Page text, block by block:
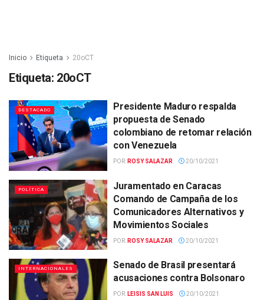
Inicio Etiqueta 20oCT
Etiqueta: 20oCT
DESTACADO
Presidente Maduro respalda
propuesta de Senado
colombiano de retomar relación
con Venezuela
POR: ROSY SALAZAR 20/10/2021
POLÍTICA
Juramentado en Caracas
Comando de Campaña de los
Comunicadores Alternativos y
Movimientos Sociales
POR: ROSY SALAZAR 20/10/2021
INTERNACIONALES
Senado de Brasil presentará
acusaciones contra Bolsonaro
POR: LEISIS SAN LUIS 20/10/2021